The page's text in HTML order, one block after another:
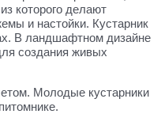
которого делают
и настойки. Кустарник
В ландшафтном дизайне
создания живых
Молодые кустарники